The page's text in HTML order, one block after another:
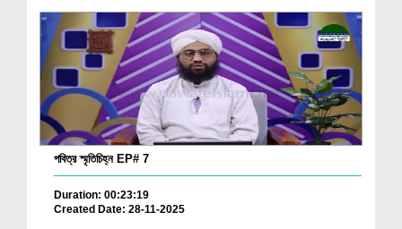
পবিত্র স্মৃতিচিহ্ন EP# 7
Duration: 00:23:19
Created Date: 28-11-2025